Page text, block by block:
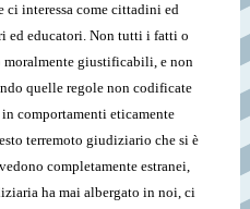
ci interessa come cittadini ed
ed educatori. Non tutti i fatti o
giustificabili, e non
quelle regole non codificate
comportamenti eticamente
terremoto giudiziario che si è
completamente estranei,
ha mai albergato in noi, ci